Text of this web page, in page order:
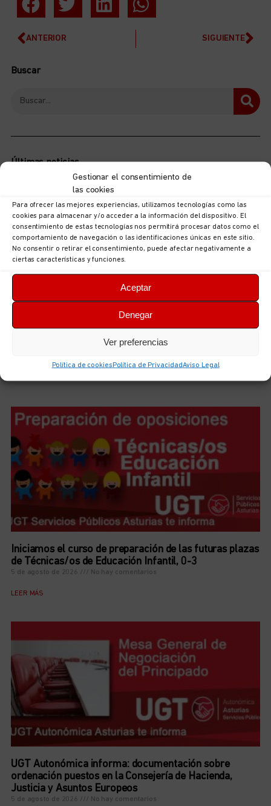
Gestionar el consentimiento de
las cookies
Para ofrecer las mejores experiencias, utilizamos tecnologías como las
cookies para almacenar y/o acceder a la información del dispositivo. El
consentimiento de estas tecnologías nos permitirá procesar datos como el
comportamiento de navegación o las identificaciones únicas en este sitio.
No consentir o retirar el consentimiento, puede afectar negativamente a
ciertas características y funciones.
Aceptar
Denegar
Ver preferencias
Política de cookiesPolítica de PrivacidadAviso Legal
ANTERIOR SIGUIENTE
Buscar
Últimas noticias
Iniciamos el curso de preparación de las futuras plazas
Iniciamos el curso de preparación de las futuras plazas
de Técnicas/os de Educación Infantil, 0-3
5 de agosto de 2026 No hay comentarios
LEER MÁS
UGT Autonómica informa: documentación sobre
ordenación puestos en la Consejería de Hacienda,
Justicia y Asuntos Europeos
5 de agosto de 2026 No hay comentarios